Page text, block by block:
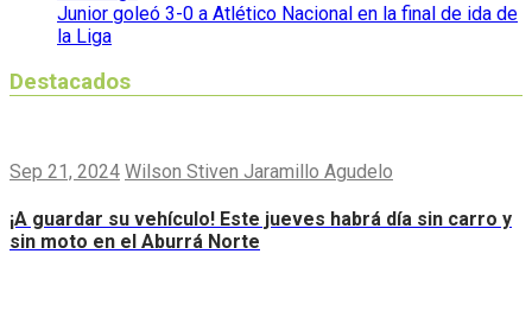
Junior goleó 3-0 a Atlético Nacional en la final de ida de
la Liga
Destacados
Sep 21, 2024 Wilson Stiven Jaramillo Agudelo
¡A guardar su vehículo! Este jueves habrá día sin carro y
sin moto en el Aburrá Norte